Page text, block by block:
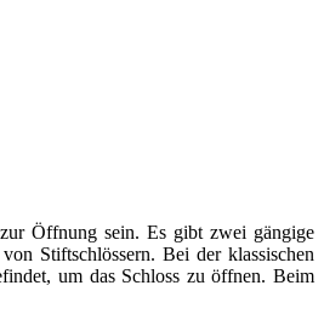
Öffnung sein. Es gibt zwei gängige
Stiftschlössern. Bei der klassischen
um das Schloss zu öffnen. Beim